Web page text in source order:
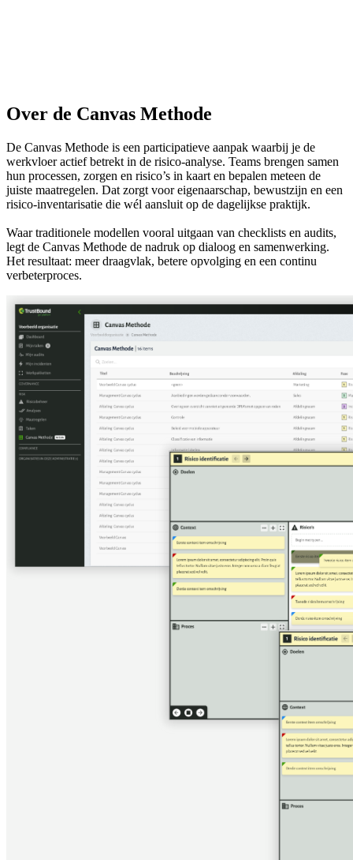
Over de Canvas Methode
De Canvas Methode is een participatieve aanpak waarbij je de
werkvloer actief betrekt in de risico-analyse. Teams brengen samen
hun processen, zorgen en risico’s in kaart en bepalen meteen de
juiste maatregelen. Dat zorgt voor eigenaarschap, bewustzijn en een
risico-inventarisatie die wél aansluit op de dagelijkse praktijk.
Waar traditionele modellen vooral uitgaan van checklists en audits,
legt de Canvas Methode de nadruk op dialoog en samenwerking.
Het resultaat: meer draagvlak, betere opvolging en een continu
verbeterproces.